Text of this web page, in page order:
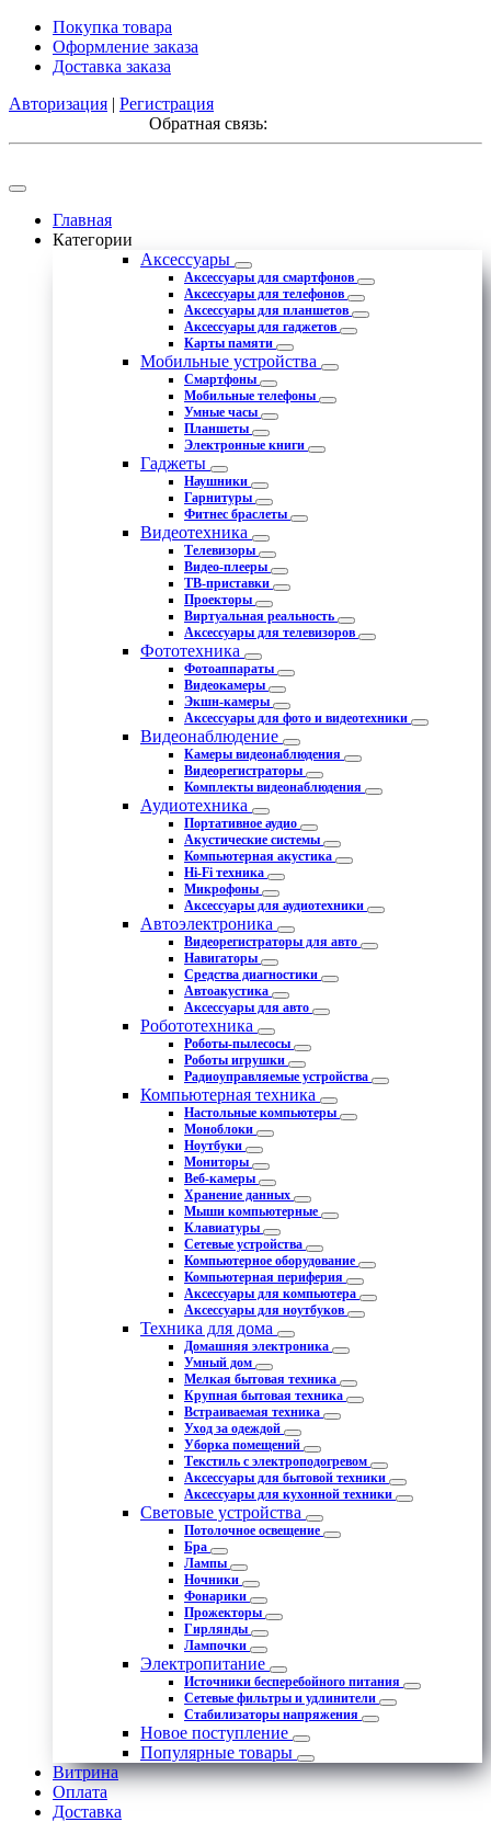
Покупка товара
Оформление заказа
Доставка заказа
Авторизация | Регистрация
Обратная связь:
Главная
Категории
Аксессуары
Аксессуары для смартфонов
Аксессуары для телефонов
Аксессуары для планшетов
Аксессуары для гаджетов
Карты памяти
Мобильные устройства
Смартфоны
Мобильные телефоны
Умные часы
Планшеты
Электронные книги
Гаджеты
Наушники
Гарнитуры
Фитнес браслеты
Видеотехника
Телевизоры
Видео-плееры
ТВ-приставки
Проекторы
Виртуальная реальность
Аксессуары для телевизоров
Фототехника
Фотоаппараты
Видеокамеры
Экшн-камеры
Аксессуары для фото и видеотехники
Видеонаблюдение
Камеры видеонаблюдения
Видеорегистраторы
Комплекты видеонаблюдения
Аудиотехника
Портативное аудио
Акустические системы
Компьютерная акустика
Hi-Fi техника
Микрофоны
Аксессуары для аудиотехники
Автоэлектроника
Видеорегистраторы для авто
Навигаторы
Средства диагностики
Автоакустика
Аксессуары для авто
Робототехника
Роботы-пылесосы
Роботы игрушки
Радиоуправляемые устройства
Компьютерная техника
Настольные компьютеры
Моноблоки
Ноутбуки
Мониторы
Веб-камеры
Хранение данных
Мыши компьютерные
Клавиатуры
Сетевые устройства
Компьютерное оборудование
Компьютерная периферия
Аксессуары для компьютера
Аксессуары для ноутбуков
Техника для дома
Домашняя электроника
Умный дом
Мелкая бытовая техника
Крупная бытовая техника
Встраиваемая техника
Уход за одеждой
Уборка помещений
Текстиль с электроподогревом
Аксессуары для бытовой техники
Аксессуары для кухонной техники
Световые устройства
Потолочное освещение
Бра
Лампы
Ночники
Фонарики
Прожекторы
Гирлянды
Лампочки
Электропитание
Источники бесперебойного питания
Сетевые фильтры и удлинители
Стабилизаторы напряжения
Новое поступление
Популярные товары
Витрина
Оплата
Доставка